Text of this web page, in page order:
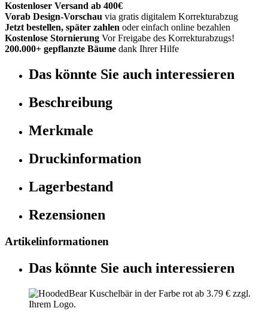
Kostenloser Versand ab 400€
Vorab Design-Vorschau via gratis digitalem Korrekturabzug
Jetzt bestellen, später zahlen oder einfach online bezahlen
Kostenlose Stornierung Vor Freigabe des Korrekturabzugs!
200.000+ gepflanzte Bäume dank Ihrer Hilfe
Das könnte Sie auch interessieren
Beschreibung
Merkmale
Druckinformation
Lagerbestand
Rezensionen
Artikelinformationen
Das könnte Sie auch interessieren